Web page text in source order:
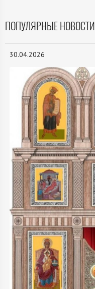
ПОПУЛЯРНЫЕ НОВОСТИ
30.04.2026